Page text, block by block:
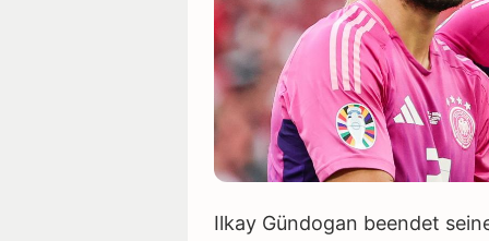
Ilkay Gündogan beendet